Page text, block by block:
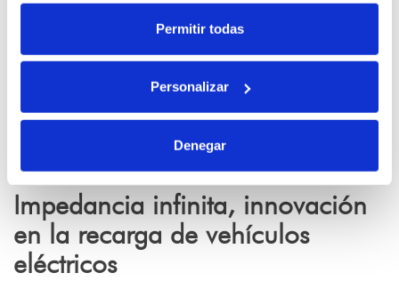
Permitir todas
Personalizar
Denegar
y subvenciones fue uno de los primeros temas
que os contamos durante 2022. Casi un año
después, se ha convertido en una herramienta
imprescindible para los profesionales que
quieren conocer las ayudas vigentes en nuestro
sector con unlenguaje cercano y entendible.
Leer artículo completo
Impedancia infinita, innovación
en la recarga de vehículos
eléctricos